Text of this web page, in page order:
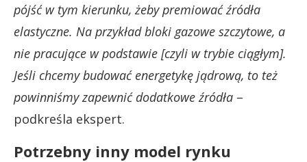
pójść w tym kierunku, żeby premiować źródła
elastyczne. Na przykład bloki gazowe szczytowe, a
nie pracujące w podstawie [czyli w trybie ciągłym].
Jeśli chcemy budować energetykę jądrową, to też
powinniśmy zapewnić dodatkowe źródła –
podkreśla ekspert.
Potrzebny inny model rynku